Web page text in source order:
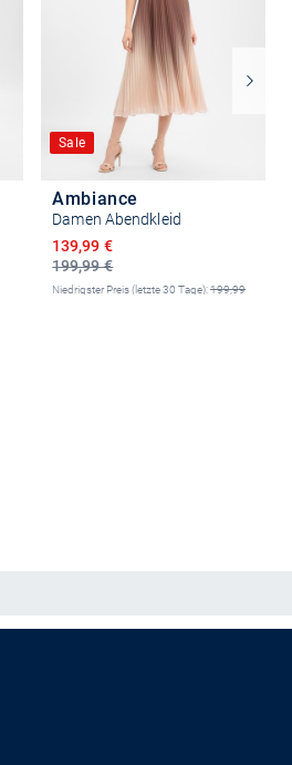
Sale
Ambiance
Damen Abendkleid
199,99 €
Ermäßigter Preis
139,99 €
Niedrigster Preis (letzte 30 Tage):199,99